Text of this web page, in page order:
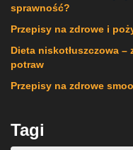
sprawność?
Przepisy na zdrowe i
Dieta niskotłuszczowa
potraw
Przepisy na zdrowe
Tagi